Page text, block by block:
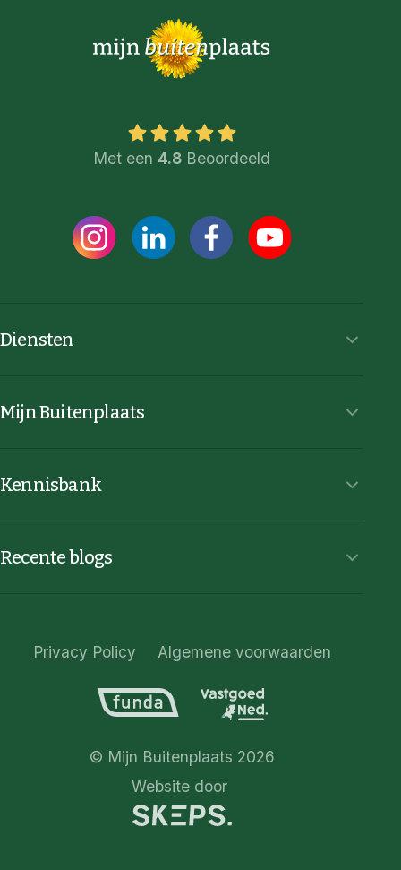
Met een 4.8 Beoordeeld
Diensten
Mijn Buitenplaats
Kennisbank
Recente blogs
Privacy Policy Algemene voorwaarden
© Mijn Buitenplaats 2026
Website door